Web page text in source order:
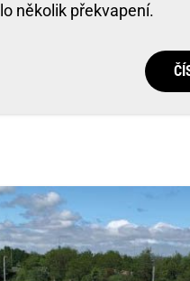
několik překvapení.